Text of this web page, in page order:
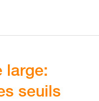
large:
seuils